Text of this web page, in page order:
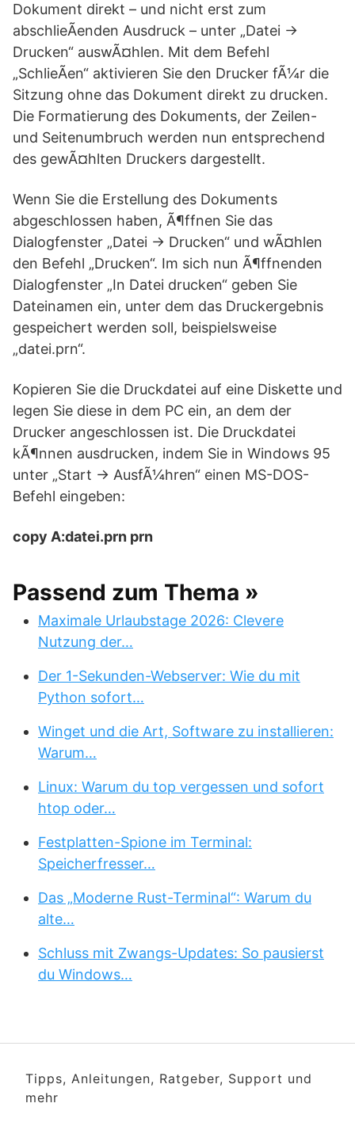
Dokument direkt – und nicht erst zum
abschlieÃenden Ausdruck – unter „Datei ->
Drucken“ auswÃ¤hlen. Mit dem Befehl
„SchlieÃen“ aktivieren Sie den Drucker fÃ¼r die
Sitzung ohne das Dokument direkt zu drucken.
Die Formatierung des Dokuments, der Zeilen-
und Seitenumbruch werden nun entsprechend
des gewÃ¤hlten Druckers dargestellt.
Wenn Sie die Erstellung des Dokuments
abgeschlossen haben, Ã¶ffnen Sie das
Dialogfenster „Datei -> Drucken“ und wÃ¤hlen
den Befehl „Drucken“. Im sich nun Ã¶ffnenden
Dialogfenster „In Datei drucken“ geben Sie
Dateinamen ein, unter dem das Druckergebnis
gespeichert werden soll, beispielsweise
„datei.prn“.
Kopieren Sie die Druckdatei auf eine Diskette und
legen Sie diese in dem PC ein, an dem der
Drucker angeschlossen ist. Die Druckdatei
kÃ¶nnen ausdrucken, indem Sie in Windows 95
unter „Start -> AusfÃ¼hren“ einen MS-DOS-
Befehl eingeben:
copy A:datei.prn prn
Passend zum Thema »
Maximale Urlaubstage 2026: Clevere
Nutzung der…
Der 1-Sekunden-Webserver: Wie du mit
Python sofort…
Winget und die Art, Software zu installieren:
Warum…
Linux: Warum du top vergessen und sofort
htop oder…
Festplatten-Spione im Terminal:
Speicherfresser…
Das „Moderne Rust-Terminal“: Warum du
alte…
Schluss mit Zwangs-Updates: So pausierst
du Windows…
Tipps, Anleitungen, Ratgeber, Support und
mehr